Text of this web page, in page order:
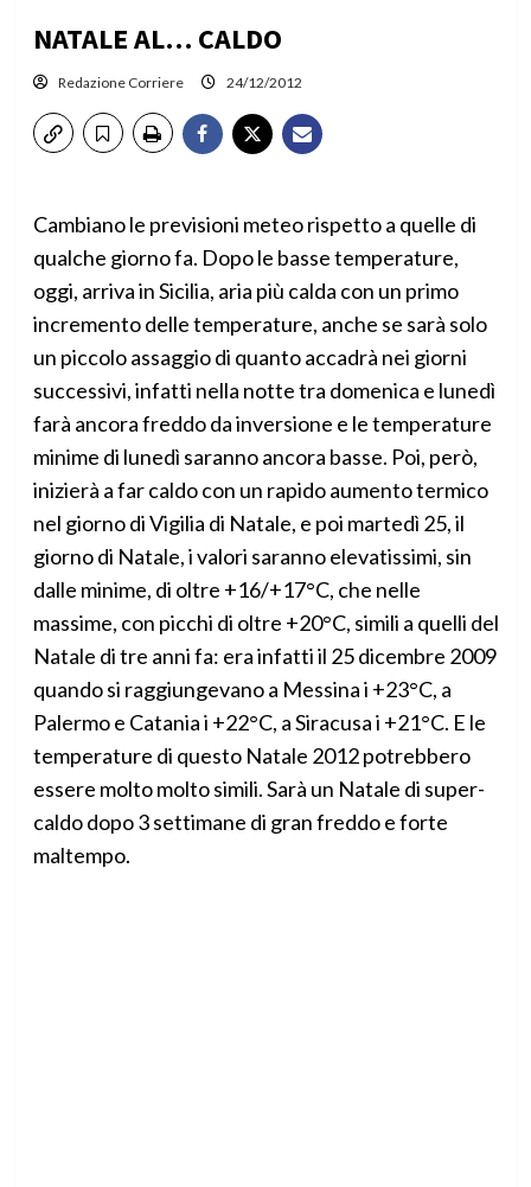
NATALE AL… CALDO
Redazione Corriere 24/12/2012
Cambiano le previsioni meteo rispetto a quelle di
qualche giorno fa. Dopo le basse temperature,
oggi, arriva in Sicilia, aria più calda con un primo
incremento delle temperature, anche se sarà solo
un piccolo assaggio di quanto accadrà nei giorni
successivi, infatti nella notte tra domenica e lunedì
farà ancora freddo da inversione e le temperature
minime di lunedì saranno ancora basse. Poi, però,
inizierà a far caldo con un rapido aumento termico
nel giorno di Vigilia di Natale, e poi martedì 25, il
giorno di Natale, i valori saranno elevatissimi, sin
dalle minime, di oltre +16/+17°C, che nelle
massime, con picchi di oltre +20°C, simili a quelli del
Natale di tre anni fa: era infatti il 25 dicembre 2009
quando si raggiungevano a Messina i +23°C, a
Palermo e Catania i +22°C, a Siracusa i +21°C. E le
temperature di questo Natale 2012 potrebbero
essere molto molto simili. Sarà un Natale di super-
caldo dopo 3 settimane di gran freddo e forte
maltempo.